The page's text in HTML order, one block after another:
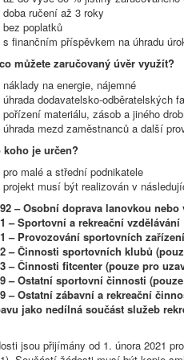
doba ručení až 3 roky
bez poplatků
s finančním příspěvkem na úhradu
můžete zaručovaný úvěr využít?
náklady na energie, nájemné
úhrada dodavatelsko-odběratelských
pořízení materiálu, zásob a jiného
úhrada mezd zaměstnanců a další
koho je určen?
pro malé a střední podnikatele
projekt musí být realizován v
– Osobní doprava lanovkou nebo
– Sportovní a rekreační vzdělávání
– Provozování sportovních zařízení
– Činnosti sportovních klubů
– Činnosti fitcenter (pouze pro
– Ostatní sportovní činnosti
– Ostatní zábavní a rekreační
jako nedílná součást služeb
jsou přijímány od 1. února 2021